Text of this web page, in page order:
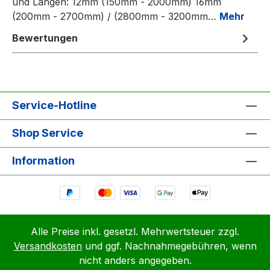
(200mm - 2700mm) / (2800mm - 3200mm… Mehr
Bewertungen
Service-Hotline
Shop Service
Information
Alle Preise inkl. gesetzl. Mehrwertsteuer zzgl.
Versandkostenund ggf. Nachnahmegebühren, wenn
nicht anders angegeben.